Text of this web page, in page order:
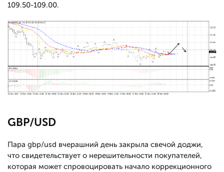
109.50-109.00.
GBP/USD
Пара gbp/usd вчерашний день закрыла свечой доджи,
что свидетельствует о нерешительности покупателей,
которая может спровоцировать начало коррекционного